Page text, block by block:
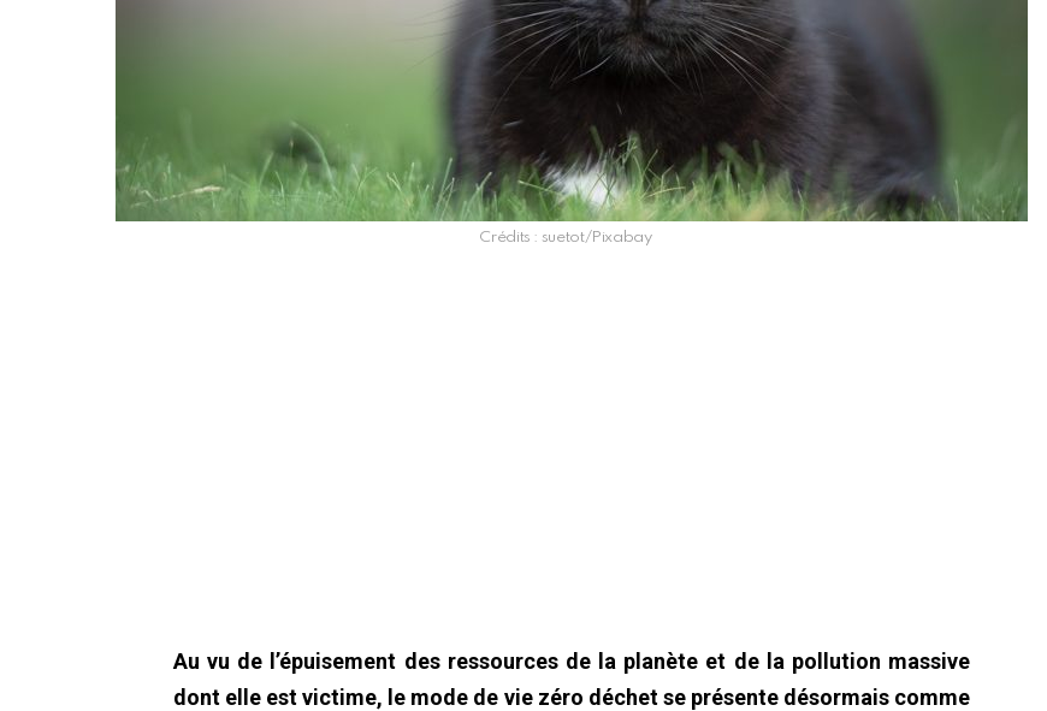
Crédits : suetot/Pixabay
Au vu de l’épuisement des ressources de la planète et de la pollution massive
dont elle est victime, le mode de vie zéro déchet se présente désormais comme